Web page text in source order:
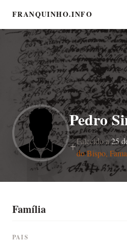
FRANQUINHO.INFO
Pedro
Falecido a25
do Bispo,
Família
PAIS